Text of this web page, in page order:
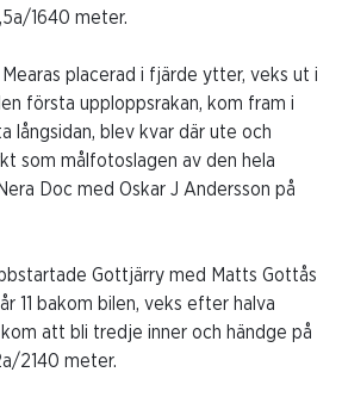
1640 meter.
Mearas placerad i fjärde ytter, veks ut i
första upploppsrakan, kom fram i
långsidan, blev kvar där ute och
som målfotoslagen av den hela
Doc med Oskar J Andersson på
Gottjärry med Matts Gottås
11 bakom bilen, veks efter halva
att bli tredje inner och händge på
2140 meter.